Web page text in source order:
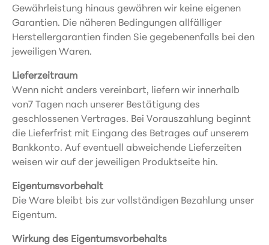
Gewährleistung hinaus gewähren wir keine eigenen
Garantien. Die näheren Bedingungen allfälliger
Herstellergarantien finden Sie gegebenenfalls bei den
jeweiligen Waren.
Lieferzeitraum
Wenn nicht anders vereinbart, liefern wir innerhalb
von7 Tagen nach unserer Bestätigung des
geschlossenen Vertrages. Bei Vorauszahlung beginnt
die Lieferfrist mit Eingang des Betrages auf unserem
Bankkonto. Auf eventuell abweichende Lieferzeiten
weisen wir auf der jeweiligen Produktseite hin.
Eigentumsvorbehalt
Die Ware bleibt bis zur vollständigen Bezahlung unser
Eigentum.
Wirkung des Eigentumsvorbehalts